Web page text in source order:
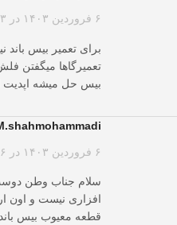
۶ فروردین ۱۴۰۳ در ۵:۴۳ ب.ظ
برای تعمیر بیس
تعمیرگاها میگفتن
بیس حل میشه اپدیت
m.shahmohammadi
۶ فروردین ۱۴۰۳ در ۶:۱۶ ب.ظ
سلام جناب وطن
افزاری نیست و اون
قطعه معیوب بیس